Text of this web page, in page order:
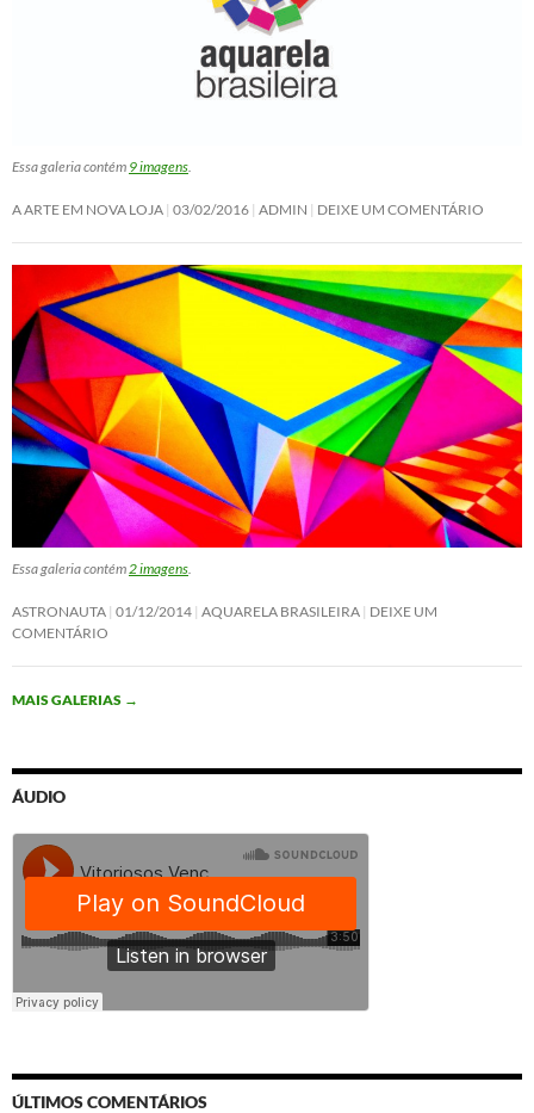
Essa galeria contém 9 imagens
A ARTE EM NOVA LOJA 03/02/2016 ADMIN DEIXE UM COMENTÁRIO
Essa galeria contém 2 imagens
ASTRONAUTA 01/12/2014 AQUARELA BRASILEIRA DEIXE UM
COMENTÁRIO
MAIS GALERIAS →
ÁUDIO
ÚLTIMOS COMENTÁRIOS